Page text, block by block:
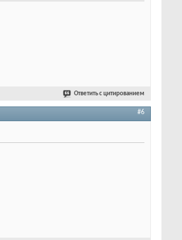
Ответить с цитированием
#6